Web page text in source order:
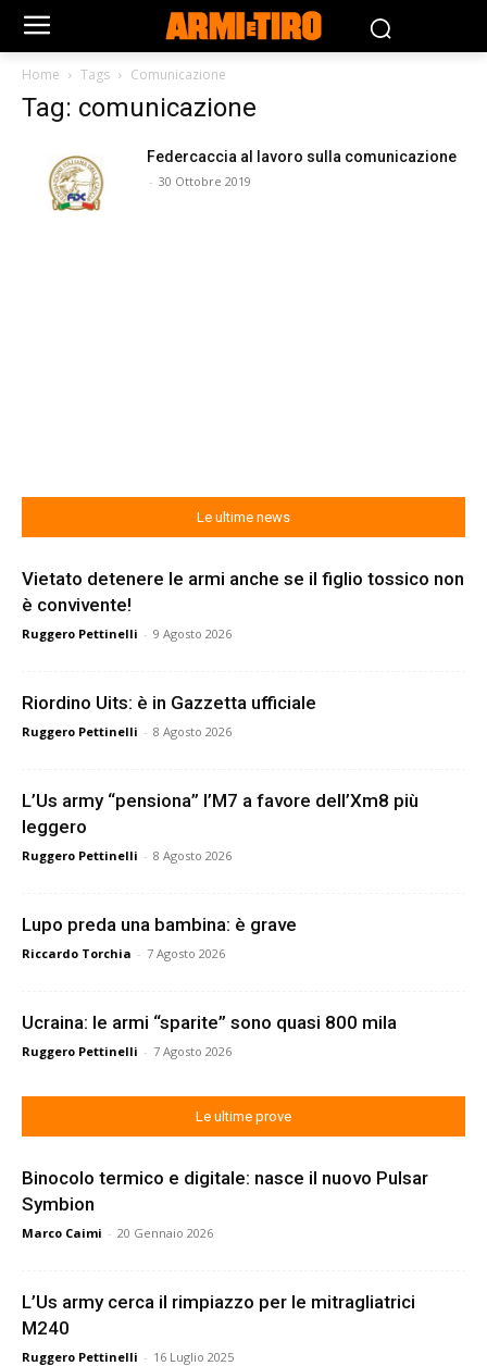
Home Tags Comunicazione
Tag: comunicazione
Federcaccia al lavoro sulla comunicazione
- 30 Ottobre 2019
Le ultime news
Vietato detenere le armi anche se il figlio tossico non
è convivente!
Ruggero Pettinelli - 9 Agosto 2026
Riordino Uits: è in Gazzetta ufficiale
Ruggero Pettinelli - 8 Agosto 2026
L’Us army “pensiona” l’M7 a favore dell’Xm8 più
leggero
Ruggero Pettinelli - 8 Agosto 2026
Lupo preda una bambina: è grave
Riccardo Torchia - 7 Agosto 2026
Ucraina: le armi “sparite” sono quasi 800 mila
Ruggero Pettinelli - 7 Agosto 2026
Le ultime prove
Binocolo termico e digitale: nasce il nuovo Pulsar
Symbion
Marco Caimi - 20 Gennaio 2026
L’Us army cerca il rimpiazzo per le mitragliatrici
M240
Ruggero Pettinelli - 16 Luglio 2025